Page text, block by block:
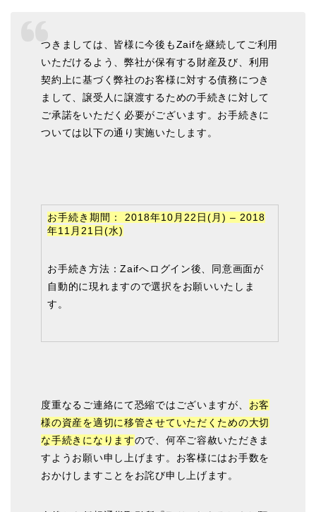
つきましては、皆様に今後もZaifを継続してご利用
いただけるよう、弊社が保有する財産及び、利用
契約上に基づく弊社のお客様に対する債務につき
まして、譲受人に譲渡するための手続きに対して
ご承諾をいただく必要がございます。お手続きに
ついては以下の通り実施いたします。
お手続き期間： 2018年10月22日(月) – 2018
年11月21日(水)
お手続き方法：Zaifへログイン後、同意画面が
自動的に現れますので選択をお願いいたしま
す。
度重なるご連絡にて恐縮ではございますが、 お客
様の資産を適切に移管させていただくための大切
な手続きになりますので、何卒ご容赦いただきま
すようお願い申し上げます。お客様にはお手数を
おかけしますことをお詫び申し上げます。